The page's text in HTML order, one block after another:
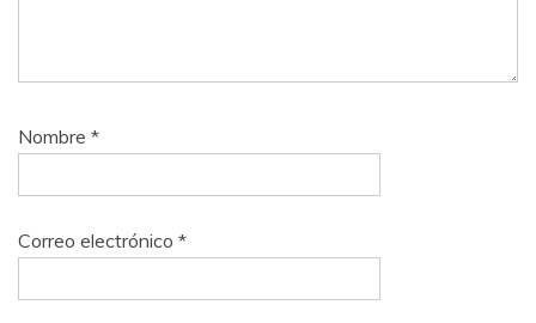
Nombre *
Correo electrónico *